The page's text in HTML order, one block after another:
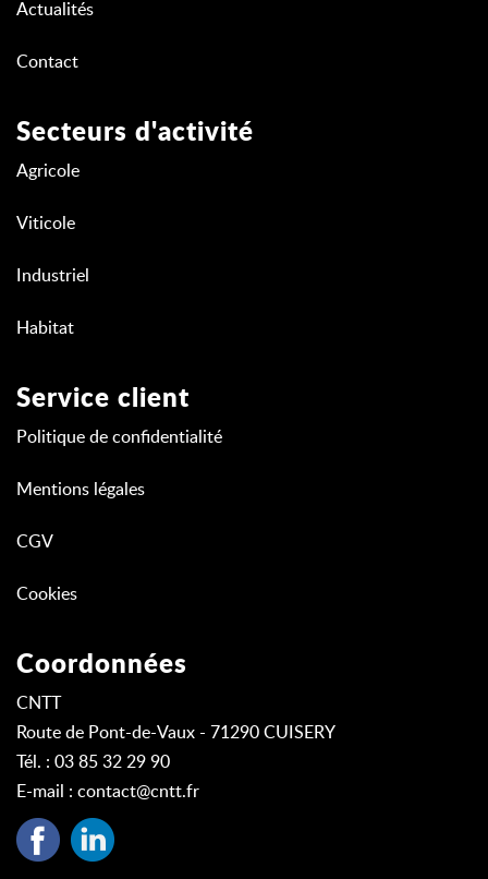
Actualités
Contact
Secteurs d'activité
Agricole
Viticole
Industriel
Habitat
Service client
Politique de confidentialité
Mentions légales
CGV
Cookies
Coordonnées
CNTT
Route de Pont-de-Vaux - 71290 CUISERY
Tél. : 03 85 32 29 90
E-mail : contact@cntt.fr